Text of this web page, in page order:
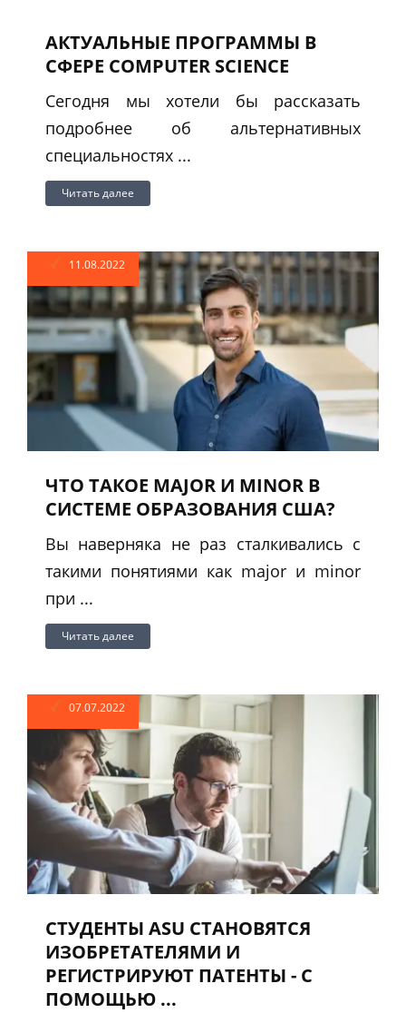
АКТУАЛЬНЫЕ ПРОГРАММЫ В
СФЕРЕ COMPUTER SCIENCE
Сегодня мы хотели бы рассказать
подробнее об альтернативных
специальностях ...
Читать далее
11.08.2022
ЧТО ТАКОЕ MAJOR И MINOR В
СИСТЕМЕ ОБРАЗОВАНИЯ США?
Вы наверняка не раз сталкивались с
такими понятиями как major и minor
при ...
Читать далее
07.07.2022
СТУДЕНТЫ ASU СТАНОВЯТСЯ
ИЗОБРЕТАТЕЛЯМИ И
РЕГИСТРИРУЮТ ПАТЕНТЫ - С
ПОМОЩЬЮ ...